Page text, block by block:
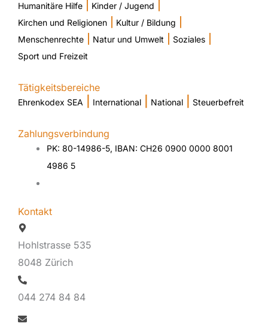
Humanitäre Hilfe Kinder / Jugend
Kirchen und Religionen Kultur / Bildung
Menschenrechte Natur und Umwelt Soziales
Sport und Freizeit
Tätigkeitsbereiche
Ehrenkodex SEA International National Steuerbefreit
Zahlungsverbindung
PK: 80-14986-5, IBAN: CH26 0900 0000 8001
4986 5
Kontakt
Hohlstrasse 535
8048 Zürich
044 274 84 84